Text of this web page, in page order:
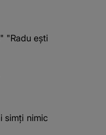
"Radu ești
simți nimic